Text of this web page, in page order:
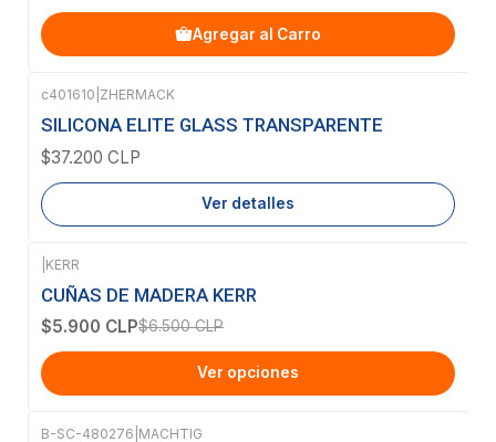
Agregar al Carro
Agotado
c401610 ZHERMACK
SILICONA ELITE GLASS TRANSPARENTE
$37.200 CLP
Ver detalles
-9% OFF
KERR
CUÑAS DE MADERA KERR
$5.900 CLP$6.500 CLP
Ver opciones
B-SC-480276 MACHTIG